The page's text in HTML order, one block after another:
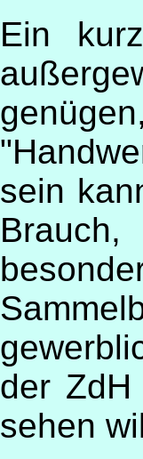
Ein
sein
der ZdH
sehen